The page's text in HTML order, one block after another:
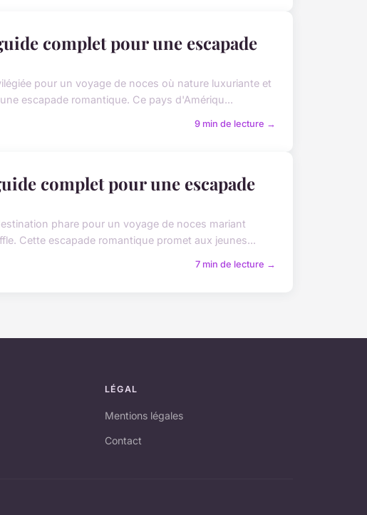
complet pour une escapade
pour un voyage de noces où nature luxuriante et
escapade romantique. Ce pays d'Amériqu...
9 min de lecture →
complet pour une escapade
phare pour un voyage de noces mariant
Cette escapade romantique promet aux jeunes...
7 min de lecture →
LÉGAL
Mentions légales
Contact